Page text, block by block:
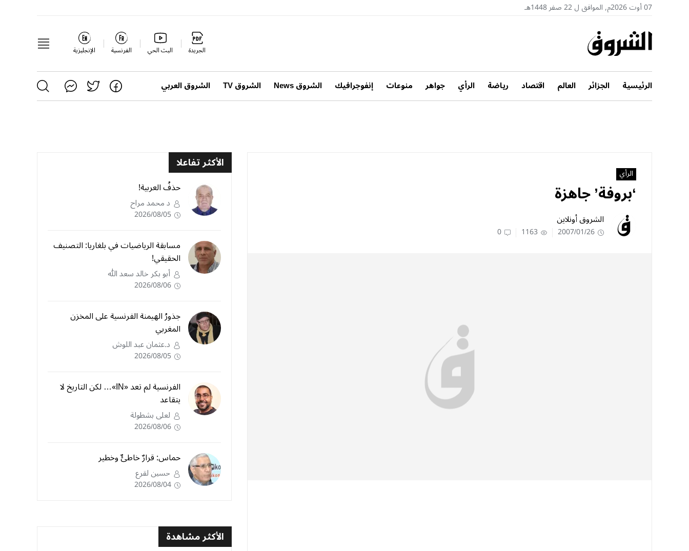
07 أوت 2026م, الموافق ل 22 صفر 1448هـ
الجريدة البث الحي الفرنسية الإنجليزية
الرئيسية الجزائر العالم اقتصاد رياضة الرأي جواهر منوعات إنفوجرافيك الشروق News الشروق TV الشروق العربي
الرأي
‘بروفة’ جاهزة
الشروق أونلاين
2007/01/26
1163
0
الأكثر تفاعلا
حذفُ العربية!
د محمد مراح
2026/08/05
مسابقة الرياضيات في بلغاريا: التصنيف
الحقيقي!
أبو بكر خالد سعد الله
2026/08/06
جذورُ الهيمنة الفرنسية على المخزن
المغربي
د.عثمان عبد اللوش
2026/08/05
الفرنسية لم تعد «IN»… لكن التاريخ لا
يتقاعد
لعلى بشطولة
2026/08/06
حماس: قرارٌ خاطئٌ وخطير
حسين لقرع
2026/08/04
الأكثر مشاهدة